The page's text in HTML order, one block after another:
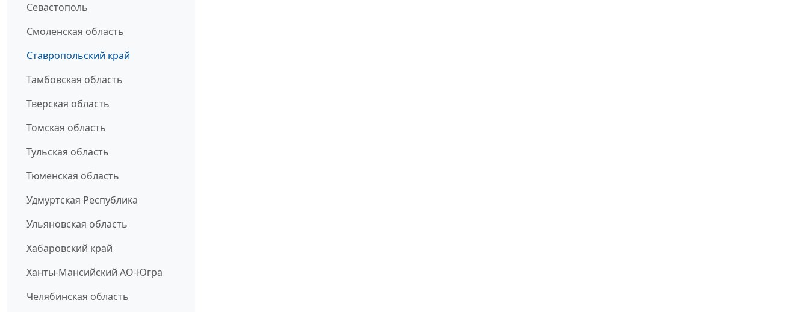
Севастополь
Смоленская область
Ставропольский край
Тамбовская область
Тверская область
Томская область
Тульская область
Тюменская область
Удмуртская Республика
Ульяновская область
Хабаровский край
Ханты-Мансийский АО-Югра
Челябинская область